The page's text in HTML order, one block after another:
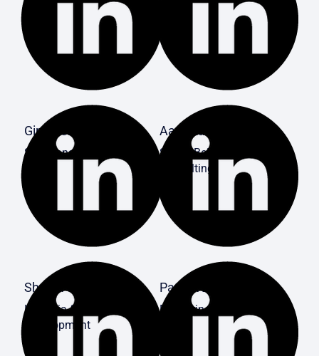
Gino Berge
SAP Consulting
Aavil Rasquinha
SAP & BeNeering
Consulting
Shreya Shukla
HR India & SAP
Development
Patrick Ermer
BeNeering Consulting